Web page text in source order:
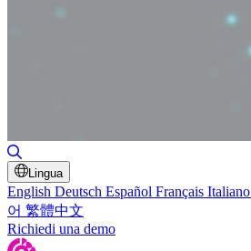
Lingua
English Deutsch Español Français Italiano
어 繁體中文
Richiedi una demo